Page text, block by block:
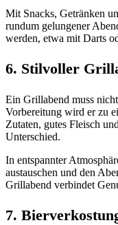
Mit Snacks, Getränken
rundum gelungener
werden, etwa mit Darts
6. Stilvoller
Ein Grillabend muss
Vorbereitung wird er zu
Zutaten, gutes Fleisch
Unterschied.
In entspannter
austauschen und den
Grillabend verbindet
7.